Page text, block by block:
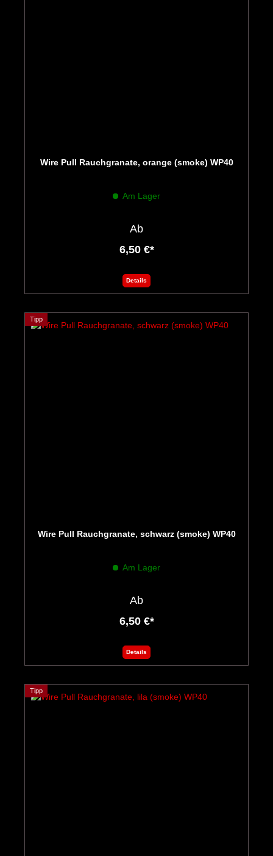
Wire Pull Rauchgranate, orange (smoke) WP40
Am Lager
Ab
6,50 €*
Details
Tipp
Wire Pull Rauchgranate, schwarz (smoke) WP40
Am Lager
Ab
6,50 €*
Details
Tipp